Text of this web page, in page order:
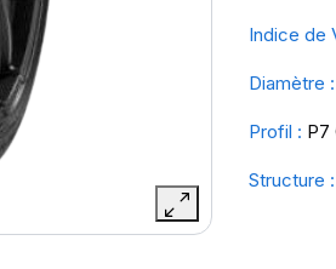
Indice de
Diamètre :
Profil : P7
Structure :